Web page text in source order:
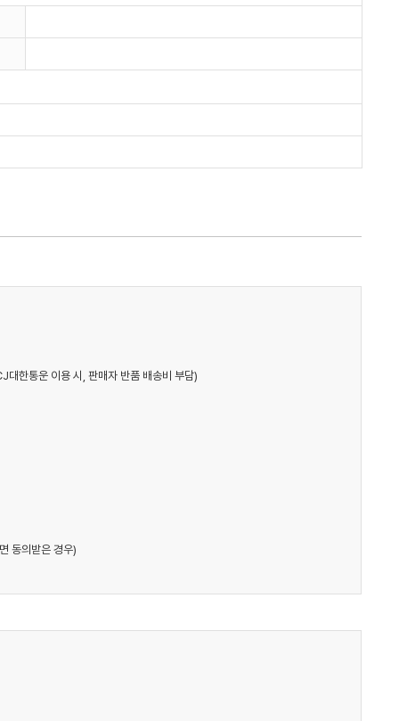
한통운 이용 시, 판매자 반품 배송비 부담)
동의받은 경우)